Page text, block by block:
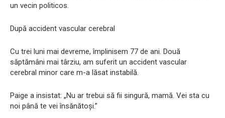
un vecin politicos.
După accident vascular cerebral
Cu trei luni mai devreme, împlinisem 77 de ani. Două
săptămâni mai târziu, am suferit un accident vascular
cerebral minor care m-a lăsat instabilă.
Paige a insistat: „Nu ar trebui să fii singură, mamă. Vei sta cu
noi până te vei însănătoși.”